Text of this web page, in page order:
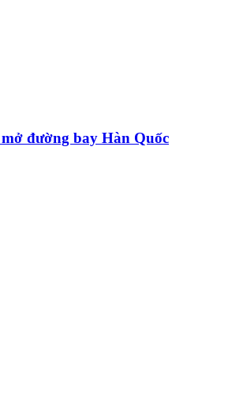
đường bay Hàn Quốc